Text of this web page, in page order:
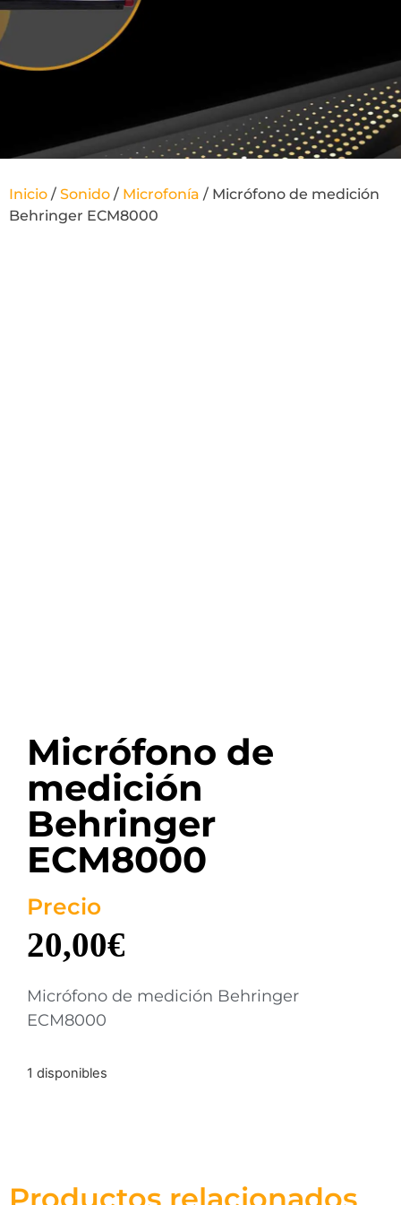
Inicio / Sonido / Microfonía / Micrófono de medición
Behringer ECM8000
Micrófono de
medición
Behringer
ECM8000
Precio
20,00€
Micrófono de medición Behringer
ECM8000
1 disponibles